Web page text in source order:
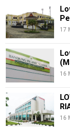
17
16
16